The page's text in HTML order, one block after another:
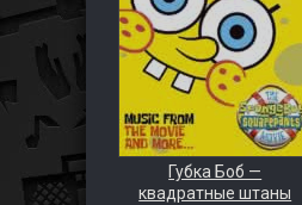
Губка Боб —
квадратные штаны